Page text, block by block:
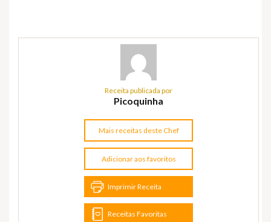
Receita publicada por
Picoquinha
Mais receitas deste Chef
Adicionar aos favoritos
Imprimir Receita
Receitas Favoritas